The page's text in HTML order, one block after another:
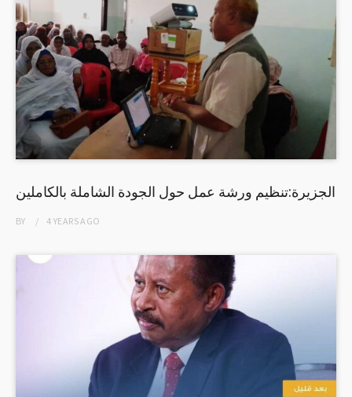
الجزيرة:تنظيم ورشة عمل حول الجودة الشاملة بالكاملين
BY 4 YEARSAGO